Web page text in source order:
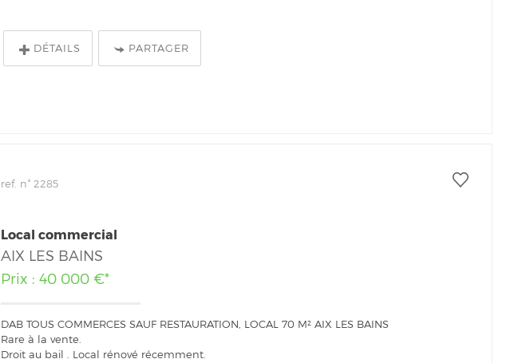
DÉTAILS PARTAGER
ref. n° 2285
Local commercial
AIX LES BAINS
Prix : 40 000 €*
DAB TOUS COMMERCES SAUF RESTAURATION, LOCAL 70 M² AIX LES BAINS
Rare à la vente.
Droit au bail . Local rénové récemment.